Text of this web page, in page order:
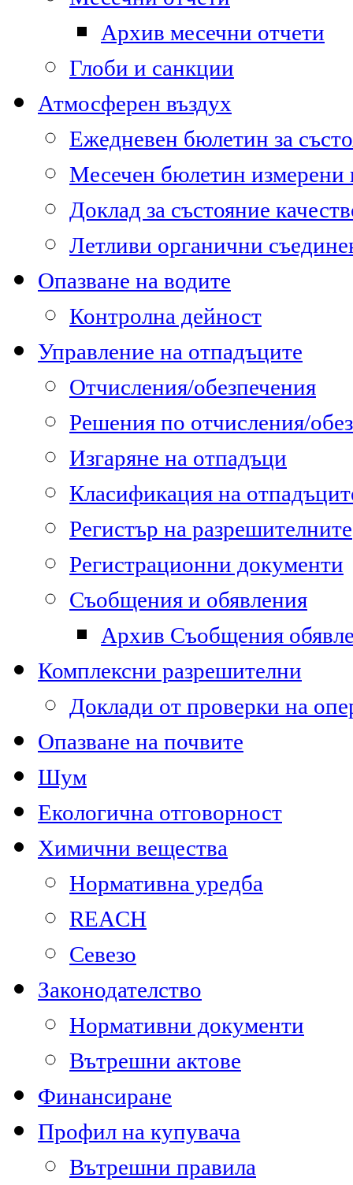
Архив месечни отчети
Глоби и санкции
Атмосферен въздух
Ежедневен бюлетин за
Месечен бюлетин
Доклад за състояние
Летливи органични
Опазване на водите
Контролна дейност
Управление на отпадъците
Отчисления/обезпечения
Решения по отчисления/
Изгаряне на отпадъци
Класификация на
Регистър на разрешителните
Регистрационни документи
Съобщения и обявления
Архив Съобщения
Комплексни разрешителни
Доклади от проверки на
Опазване на почвите
Шум
Екологична отговорност
Химични вещества
Нормативна уредба
REACH
Севезо
Законодателство
Нормативни документи
Вътрешни актове
Финансиране
Профил на купувача
Вътрешни правила